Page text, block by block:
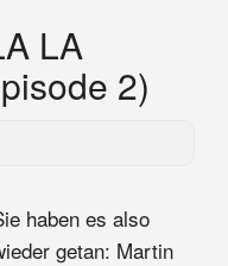
LA
2)
haben es also
getan: Martin